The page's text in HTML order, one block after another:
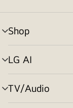
Shop
alternar
menu
LG AI
alternar
menu
TV/Audio
alternar
menu